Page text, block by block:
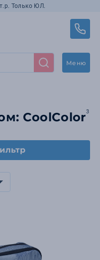
Только ЮЛ.
Меню
CoolColor3